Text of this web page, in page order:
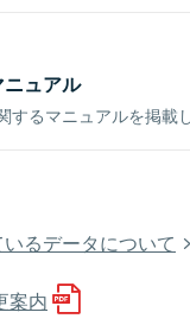
ュアル
るマニュアルを掲載
るデータについて
案内